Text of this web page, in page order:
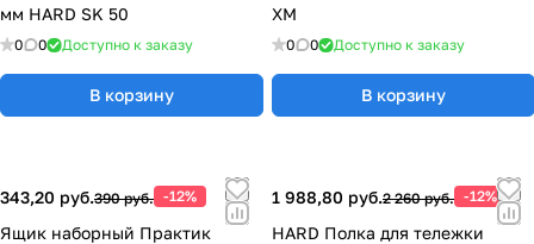
мм HARD SK 50
0 0 Доступно к заказу
В корзину
XM
0 0 Доступно к заказу
В корзину
343,20 руб.390 руб. -12%
Ящик наборный Практик
1 988,80 руб.2 260 руб. -12%
HARD Полка для тележки